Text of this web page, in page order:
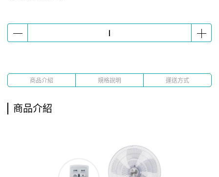
商品介紹 規格說明 運送方式
商品介紹